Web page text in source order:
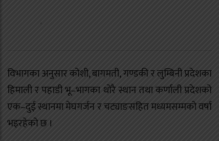
विभागका अनुसार कोशी, बागमती, गण्डकी र लुम्बिनी प्रदेशका
हिमाली र पहाडी भू–भागका थोरै स्थान तथा कर्णाली प्रदेशको
एक–दुई स्थानमा मेघगर्जन र चट्याङसहित मध्यमसम्मको वर्षा
भइरहेको छ ।